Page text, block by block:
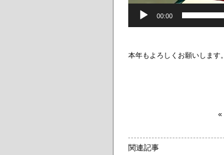
00:00
本年もよろしくお願いします。
«
関連記事